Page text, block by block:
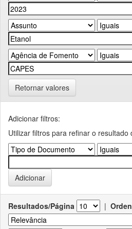
Retornar valores
Adicionar filtros:
Utilizar filtros para refinar o resultado
Resultados/Página |